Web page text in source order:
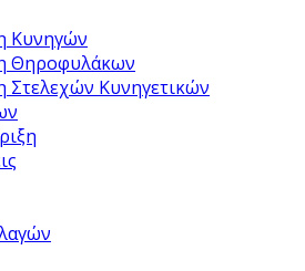
Κυνηγών
Θηροφυλάκων
Στελεχών Κυνηγετικών